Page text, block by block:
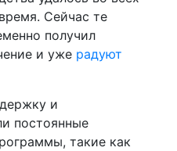
Сейчас те
получил
и уже радуют
и
постоянные
такие как